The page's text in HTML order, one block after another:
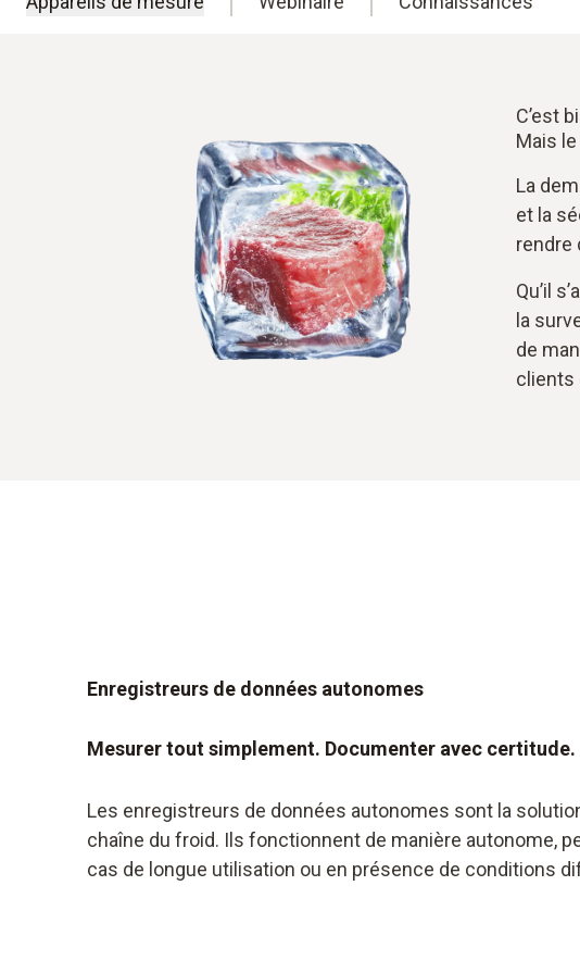
C’est
Mais
La
et la
rendre
Qu’il
la
de
clients
Enregistreurs de données autonomes
Mesurer tout simplement. Documenter avec certitude.
Les enregistreurs de données autonomes sont la
chaîne du froid. Ils fonctionnent de manière autonome,
cas de longue utilisation ou en présence de conditions